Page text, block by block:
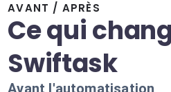
AVANT / APRÈS
Ce qui
Swiftask
Avant l'automatisation